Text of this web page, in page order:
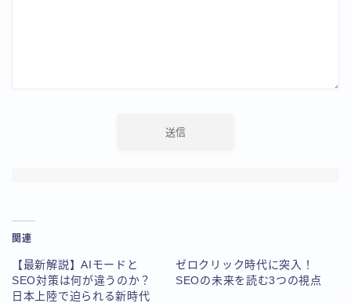
関連
【最新解説】AIモードと
SEO対策は何が違うのか？
日本上陸で迫られる新時代
ゼロクリック時代に突入！
SEOの未来を読む3つの視点